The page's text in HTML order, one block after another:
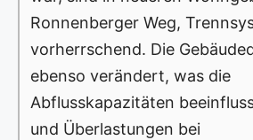
Ronnenberger Weg,
vorherrschend. Die
ebenso verändert, was die
Abflusskapazitäten
und Überlastungen bei